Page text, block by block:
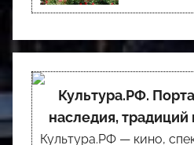
Культура.РФ.
наследия, традиций
Культура.РФ — кино,